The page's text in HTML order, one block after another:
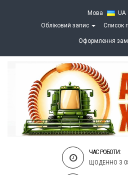
Мова
UA
Обліковий запис
Список
Оформлення
ЧАС РОБОТИ:
ЩОДЕННО З